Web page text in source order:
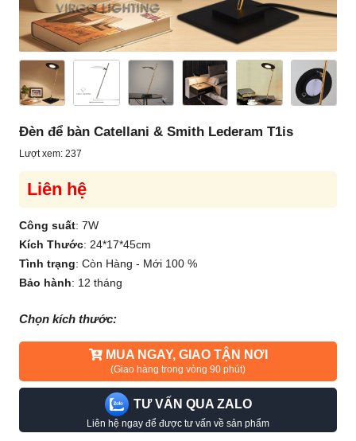
Đèn để bàn Catellani & Smith Lederam T1is
Lượt xem: 237
Liên hệ
Công suất: 7W
Kích Thước: 24*17*45cm
Tình trạng: Còn Hàng - Mới 100 %
Bảo hành: 12 tháng
Chọn kích thước:
MUA NGAY, GIAO TẬN NƠI
(Giao hàng trong vòng 90 phút)
TƯ VẤN QUA ZALO
Liên hệ ngay để được tư vấn về sản phẩm